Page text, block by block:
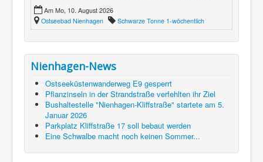
Am Mo, 10. August 2026
Ostseebad Nienhagen
Schwarze Tonne 1-wöchentlich
Nienhagen-News
Ostseeküstenwanderweg E9 gesperrt
Pflanzinseln in der Strandstraße verfehlten ihr Ziel
Bushaltestelle "Nienhagen-Kliffstraße" startete am 5.
Januar 2026
Parkplatz Kliffstraße 17 soll bebaut werden
Eine Schwalbe macht noch keinen Sommer...